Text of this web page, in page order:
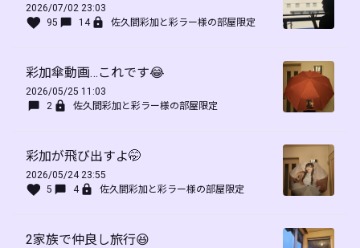
2026/07/02 23:03
95
14 佐久間彩加と彩ラー様の部屋限定
彩加傘動画…これです😂
2026/05/25 11:03
2
佐久間彩加と彩ラー様の部屋限定
彩加が飛び出すよ🤭
2026/05/24 23:55
5
4 佐久間彩加と彩ラー様の部屋限定
2家族で仲良し旅行😆